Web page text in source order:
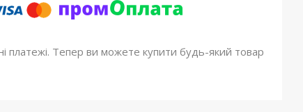
платежі. Тепер ви можете купити будь-який товар